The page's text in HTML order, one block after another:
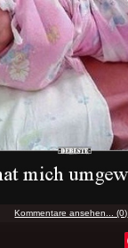
Kommentare ansehen... (0)